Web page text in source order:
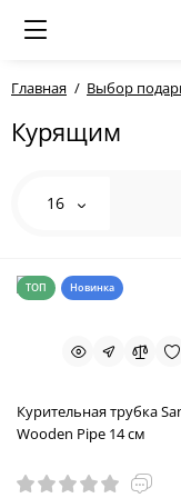
Главная Выбор
Курящим
16
ТОП Новинка
Курительная трубка
Wooden Pipe 14 см